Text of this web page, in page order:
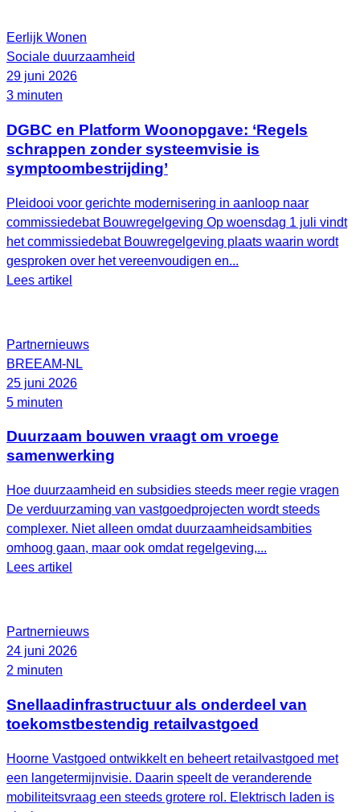
Eerlijk Wonen
Sociale duurzaamheid
29 juni 2026
3 minuten
DGBC en Platform Woonopgave: ‘Regels
schrappen zonder systeemvisie is
symptoombestrijding’
Pleidooi voor gerichte modernisering in aanloop naar
commissiedebat Bouwregelgeving Op woensdag 1 juli vindt
het commissiedebat Bouwregelgeving plaats waarin wordt
gesproken over het vereenvoudigen en...
Lees artikel
Partnernieuws
BREEAM-NL
25 juni 2026
5 minuten
Duurzaam bouwen vraagt om vroege
samenwerking
Hoe duurzaamheid en subsidies steeds meer regie vragen
De verduurzaming van vastgoedprojecten wordt steeds
complexer. Niet alleen omdat duurzaamheidsambities
omhoog gaan, maar ook omdat regelgeving,...
Lees artikel
Partnernieuws
24 juni 2026
2 minuten
Snellaadinfrastructuur als onderdeel van
toekomstbestendig retailvastgoed
Hoorne Vastgoed ontwikkelt en beheert retailvastgoed met
een langetermijnvisie. Daarin speelt de veranderende
mobiliteitsvraag een steeds grotere rol. Elektrisch laden is